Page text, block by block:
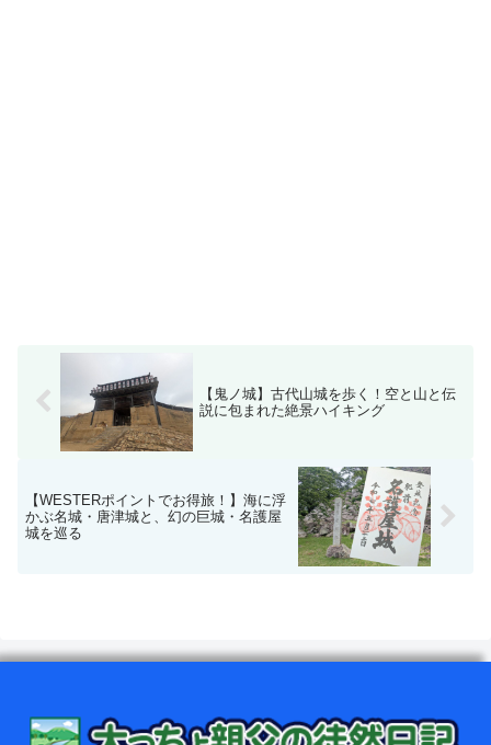
【鬼ノ城】古代山城を歩く！空と山と伝
説に包まれた絶景ハイキング
【WESTERポイントでお得旅！】海に浮
かぶ名城・唐津城と、幻の巨城・名護屋
城を巡る